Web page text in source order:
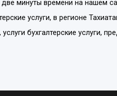
минуты времени на нашем
услуги, в регионе
бухгалтерские услуги,